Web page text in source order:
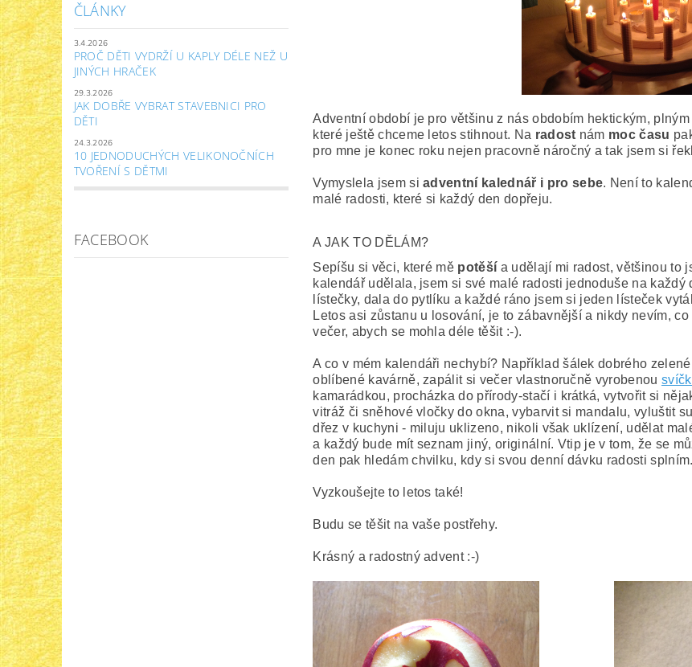
ČLÁNKY
3.4.2026
PROČ DĚTI VYDRŽÍ U KAPLY DÉLE NEŽ U
JINÝCH HRAČEK
29.3.2026
JAK DOBŘE VYBRAT STAVEBNICI PRO
DĚTI
24.3.2026
10 JEDNODUCHÝCH VELIKONOČNÍCH
TVOŘENÍ S DĚTMI
FACEBOOK
Adventní období je pro většinu z nás obdobím hektickým,
které ještě chceme letos stihnout. Na radost nám moc času
pro mne je konec roku nejen pracovně náročný a tak jsem si
Vymyslela jsem siadventní kalednář i pro sebe. Není to
malé radosti, které si každý den dopřeju.
A JAK TO DĚLÁM?
Sepíšu si věci, které mě potěší a udělají mi radost, většinou to
kalendář udělala, jsem si své malé radosti jednoduše na
lístečky, dala do pytlíku a každé ráno jsem si jeden lísteček
Letos asi zůstanu u losování, je to zábavnější a nikdy nevím,
večer, abych se mohla déle těšit :-).
A co v mém kalendáři nechybí? Například šálek dobrého
oblíbené kavárně, zapálit si večer vlastnoručně vyrobenou
kamarádkou, procházka do přírody-stačí i krátká, vytvořit si
vitráž či sněhové vločky do okna, vybarvit si mandalu, vyluštit
dřez v kuchyni - miluju uklizeno, nikoli však uklízení, udělat
a každý bude mít seznam jiný, originální. Vtip je v tom, že se
den pak hledám chvilku, kdy si svou denní dávku radosti splním.
Vyzkoušejte to letos také!
Budu se těšit na vaše postřehy.
Krásný a radostný advent :-)